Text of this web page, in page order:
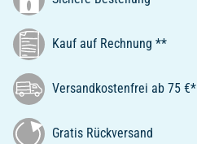
Kauf auf Rechnung **
Versandkostenfrei ab 75 €*
Gratis Rückversand